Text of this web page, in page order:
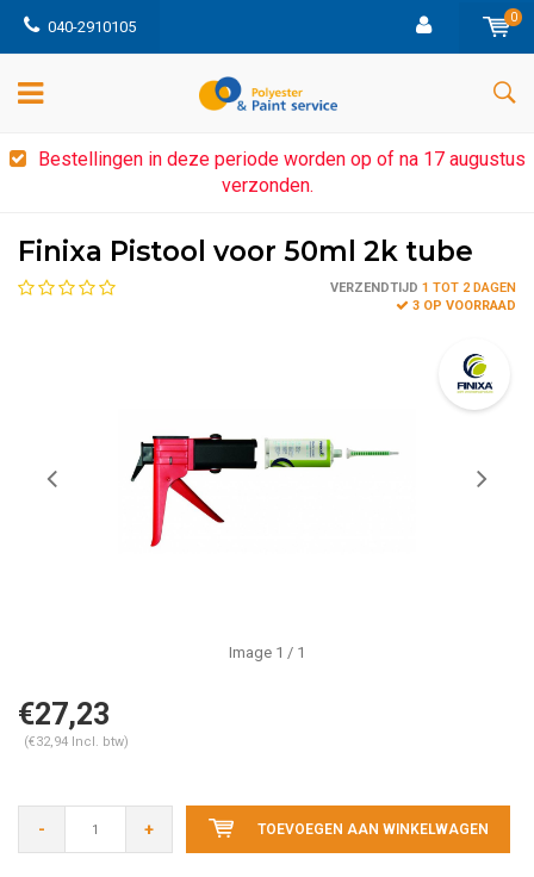
040-2910105
0
Bestellingen in deze periode worden op of na 17 augustus
verzonden.
Finixa Pistool voor 50ml 2k tube
VERZENDTIJD 1 TOT 2 DAGEN
3 OP VOORRAAD
Image 1 / 1
€27,23
(€32,94 Incl. btw)
- + TOEVOEGEN AAN WINKELWAGEN